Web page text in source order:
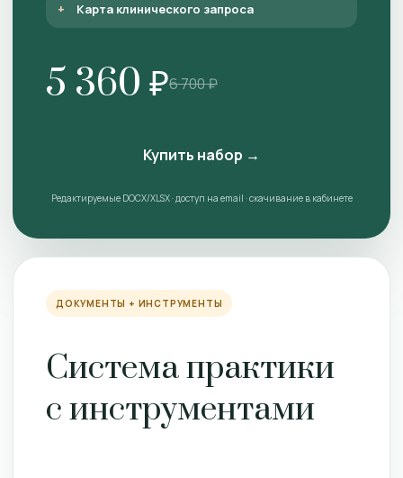
Карта клинического запроса
5 360 ₽6 700 ₽
Купить набор →
Редактируемые DOCX/XLSX · доступ на email · скачивание в кабинете
ДОКУМЕНТЫ + ИНСТРУМЕНТЫ
Система практики
с инструментами